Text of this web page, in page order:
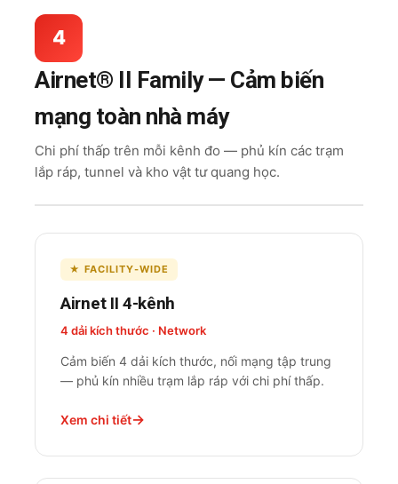
4
Airnet® II Family — Cảm biến
mạng toàn nhà máy
Chi phí thấp trên mỗi kênh đo — phủ kín các trạm
lắp ráp, tunnel và kho vật tư quang học.
★ FACILITY-WIDE
Airnet II 4-kênh
4 dải kích thước · Network
Cảm biến 4 dải kích thước, nối mạng tập trung
— phủ kín nhiều trạm lắp ráp với chi phí thấp.
Xem chi tiết